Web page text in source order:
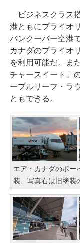
ビジネスクラス
港ともにプライオ
バンクーバー空港
カナダのプライオ
を利用可能だ。ま
チャースイート」
ープルリーフ・ラ
ともできる。
エア・カナダのボー
装、写真右は旧塗装